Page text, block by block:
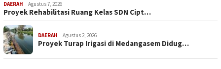
DAERAH Agustus 7, 2026
Proyek Rehabilitasi Ruang Kelas SDN Cipt…
DAERAH Agustus 2, 2026
Proyek Turap Irigasi di Medangasem Didug…